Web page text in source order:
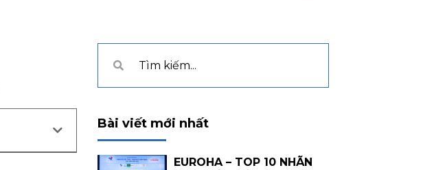
Bài viết mới nhất
EUROHA – TOP 10 NHÃN